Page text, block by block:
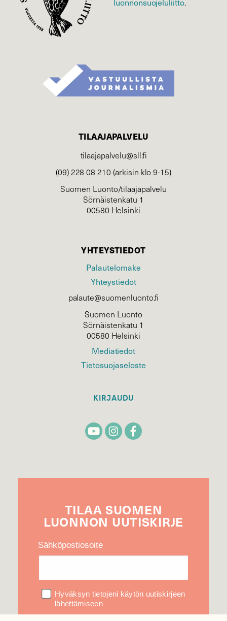
luonnonsuojelu­liitto.
TILAAJAPALVELU
tilaajapalvelu@sll.fi
(09) 228 08 210 (arkisin klo 9-15)
Suomen Luonto/tilaajapalvelu
Sörnäistenkatu 1
00580 Helsinki
YHTEYSTIEDOT
Palautelomake
Yhteystiedot
palaute@suomenluonto.fi
Suomen Luonto
Sörnäistenkatu 1
00580 Helsinki
Mediatiedot
Tietosuojaseloste
KIRJAUDU
TILAA SUOMEN
LUONNON UUTIS­KIRJE
Sähköpostiosoite
Hyväksyn tietojeni käytön uutiskirjeen
lähettämiseen